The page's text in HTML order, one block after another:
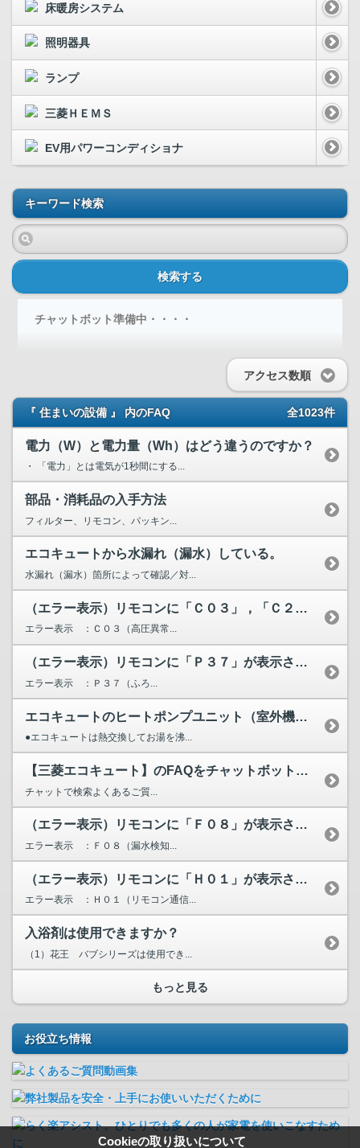
Cookieの取り扱いについて
床暖房システム
照明器具
ランプ
三菱ＨＥＭＳ
EV用パワーコンディショナ
キーワード検索
検索する
チャットボット準備中・・・・
アクセス数順
『 住まいの設備 』 内のFAQ 全1023件
電力（W）と電力量（Wh）はどう違うのですか？
・ 「電力」とは電気が1秒間にする...
部品・消耗品の入手方法
フィルター、リモコン、パッキン...
エコキュートから水漏れ（漏水）している。
水漏れ（漏水）箇所によって確認／対...
（エラー表示）リモコンに「Ｃ０３」，「Ｃ２０」，「Ｃ２１」...
エラー表示 ：Ｃ０３（高圧異常...
（エラー表示）リモコンに「Ｐ３７」が表示されています。
エラー表示 ：Ｐ３７（ふろ...
エコキュートのヒートポンプユニット（室外機）から水が漏れる...
●エコキュートは熱交換してお湯を沸...
【三菱エコキュート】のFAQをチャットボットが検索します
チャットで検索よくあるご質...
（エラー表示）リモコンに「Ｆ０８」が表示されています。
エラー表示 ：Ｆ０８（漏水検知...
（エラー表示）リモコンに「Ｈ０１」が表示されています。
エラー表示 ：Ｈ０１（リモコン通信...
入浴剤は使用できますか？
（1）花王 バブシリーズは使用でき...
もっと見る
お役立ち情報